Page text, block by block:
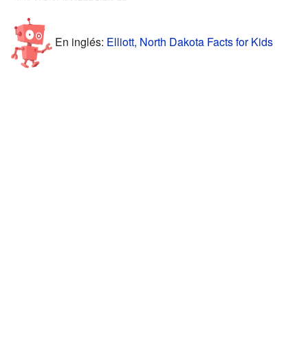
En inglés: Elliott, North Dakota Facts for Kids